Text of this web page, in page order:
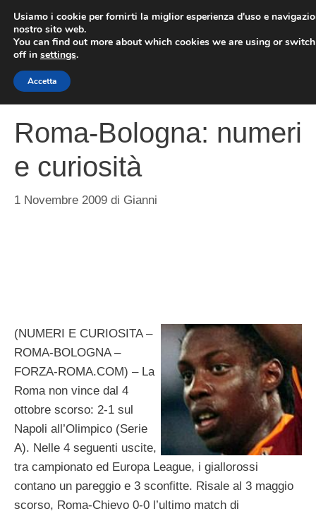
contenuto
Roma-Bologna: numeri
e curiosità
1 Novembre 2009 di Gianni
(NUMERI E CURIOSITA –
ROMA-BOLOGNA –
FORZA-ROMA.COM) – La
Roma non vince dal 4
ottobre scorso: 2-1 sul
Napoli all’Olimpico (Serie
A). Nelle 4 seguenti uscite,
tra campionato ed Europa League, i giallorossi
contano un pareggio e 3 sconfitte. Risale al 3 maggio
scorso, Roma-Chievo 0-0 l’ultimo match di
Usiamo i cookie per fornirti la miglior esperienza d'uso e
nostro sito web.
You can find out more about which cookies we are using or
off in settings.
Accetta